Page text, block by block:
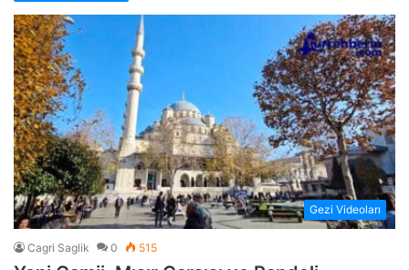
Gezi Videoları
Cagri Saglik 0 515